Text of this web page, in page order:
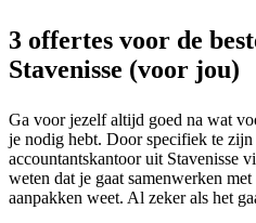
3 offertes voor de
Stavenisse (voor jou)
Ga voor jezelf altijd goed na wat
je nodig hebt. Door specifiek te zijn
accountantskantoor uit Stavenisse
weten dat je gaat samenwerken
aanpakken weet. Al zeker als het